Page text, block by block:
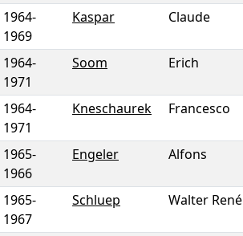
1964-
1969
Kaspar Claude
1964-
1971
Soom Erich
1964-
1971
Kneschaurek Francesco
1965-
1966
Engeler Alfons
1965-
1967
Schluep Walter René